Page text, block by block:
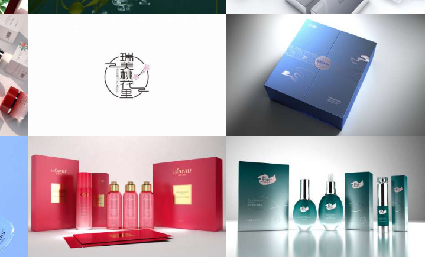
刷博士中国风牙刷套盒包装设计
化妆品包装设计/化妆品品牌设计
梓苏化妆品品牌设计
品牌全案策划/化妆品包装设计